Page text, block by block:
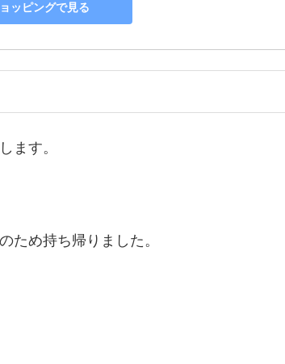
ッピングで見る
ます。
ため持ち帰りました。